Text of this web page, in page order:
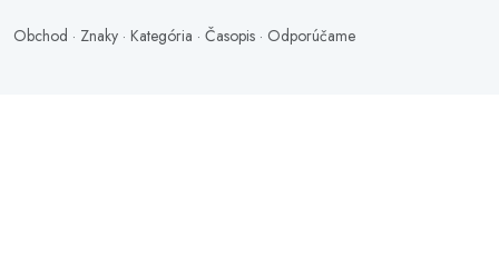
Obchod · Znaky · Kategória · Časopis · Odporúčame